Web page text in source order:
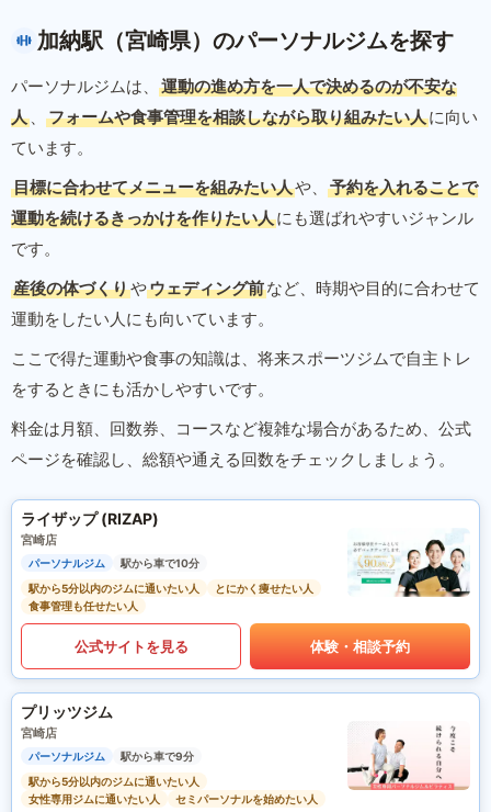
加納駅（宮崎県）のパーソナルジムを探す
パーソナルジムは、
運動の進め方を一人で決めるのが不安な
人 、 フォームや食事管理を相談しながら取り組みたい人に向い
ています。
目標に合わせてメニューを組みたい人や、
予約を入れることで
運動を続けるきっかけを作りたい人にも選ばれやすいジャンル
です。
産後の体づくりやウェディング前など、時期や目的に合わせて
運動をしたい人にも向いています。
ここで得た運動や食事の知識は、将来スポーツジムで自主トレ
をするときにも活かしやすいです。
料金は月額、回数券、コースなど複雑な場合があるため、公式
ページを確認し、総額や通える回数をチェックしましょう。
ライザップ (RIZAP)
宮崎店
パーソナルジム
駅から車で10分
駅から5分以内のジムに通いたい人
とにかく痩せたい人
食事管理も任せたい人
公式サイトを見る 体験・相談予約
プリッツジム
宮崎店
パーソナルジム
駅から車で9分
駅から5分以内のジムに通いたい人
女性専用ジムに通いたい人
セミパーソナルを始めたい人